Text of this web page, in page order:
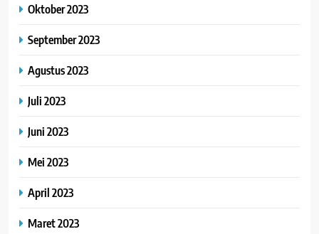
Oktober 2023
September 2023
Agustus 2023
Juli 2023
Juni 2023
Mei 2023
April 2023
Maret 2023